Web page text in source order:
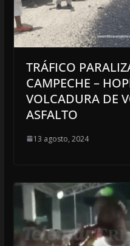
TRÁFICO
CAMPECHE –
VOLCADURA DE
ASFALTO
13 agosto, 2024